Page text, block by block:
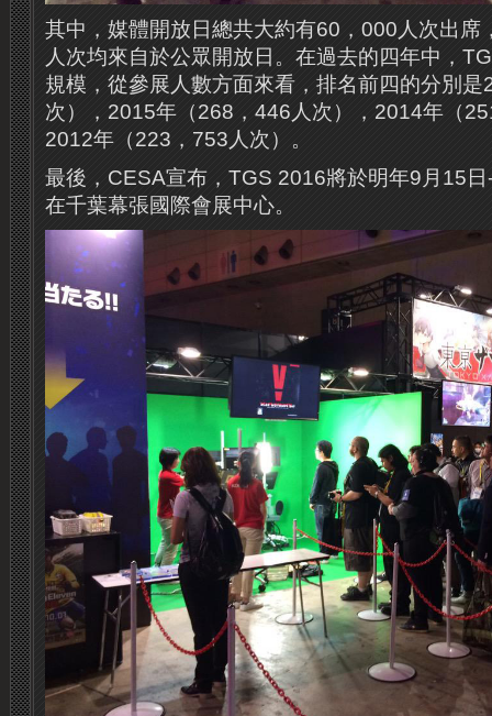
其中，媒體開放日總共大約有60，000人次出席
人次均來自於公眾開放日。在過去的四年中，
規模，從參展人數方面來看，排名前四的分別
次），2015年（268，446人次），2014年（
2012年（223，753人次）。
最後，CESA宣布，TGS 2016將於明年9月15
在千葉幕張國際會展中心。